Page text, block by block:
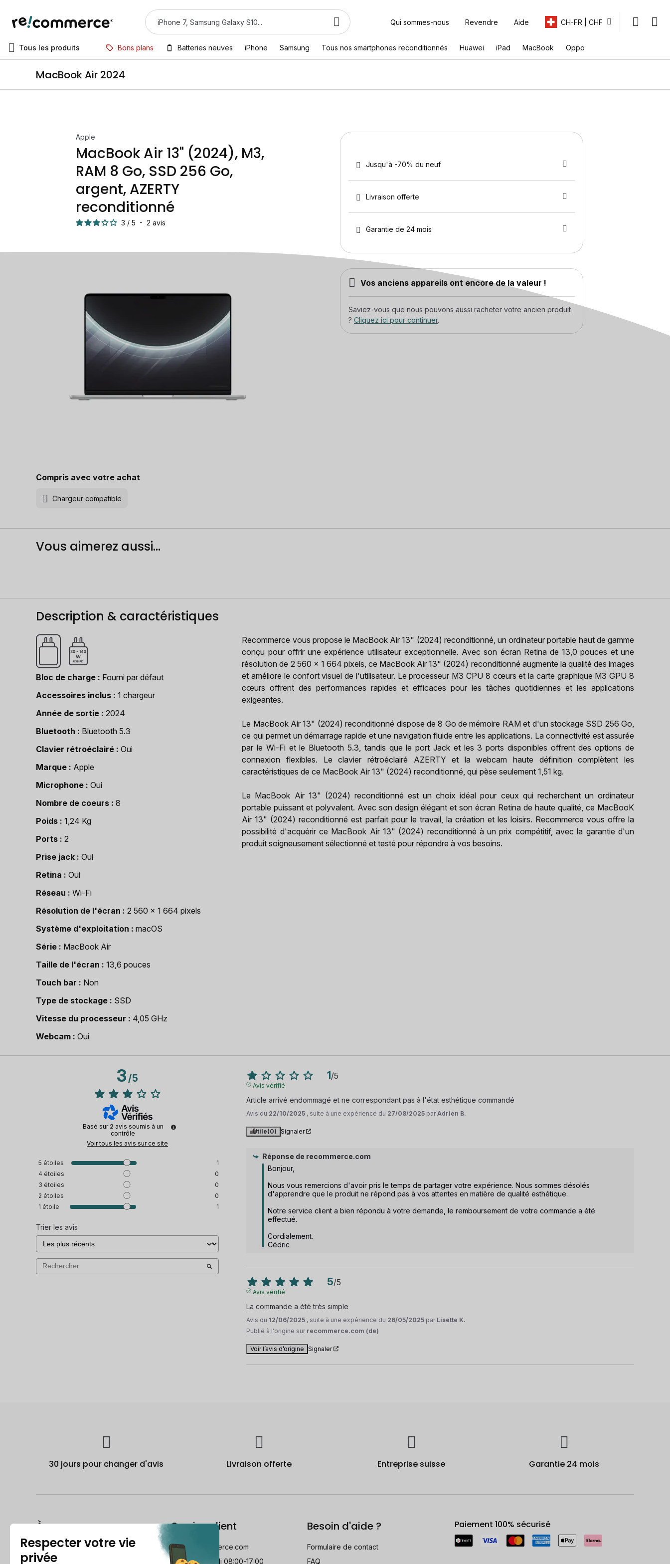
Qui sommes-nous Revendre Aide CH-FR | CHF
Tous les produits Bons plans Batteries neuves iPhone Samsung Tous nos smartphones reconditionnés Huawei iPad MacBook Oppo
MacBook Air 2024
Apple
MacBook Air 13" (2024), M3,
RAM 8 Go, SSD 256 Go,
argent, AZERTY
reconditionné
3 / 5 - 2 avis
Compris avec votre achat
Chargeur compatible
Jusqu'à -70% du neuf
Livraison offerte
Garantie de 24 mois
Vos anciens appareils ont encore de la valeur !
Saviez-vous que nous pouvons aussi racheter votre ancien produit
? Cliquez ici pour continuer.
Vous aimerez aussi...
Description & caractéristiques
Bloc de charge
Fourni par défaut
Accessoires inclus
1 chargeur
Année de sortie
2024
Bluetooth
Bluetooth 5.3
Clavier rétroéclairé
Oui
Marque
Apple
Microphone
Oui
Nombre de coeurs
8
Poids
1,24 Kg
Ports
2
Prise jack
Oui
Retina
Oui
Réseau
Wi-Fi
Résolution de l'écran
2 560 x 1 664 pixels
Système d'exploitation
macOS
Série
MacBook Air
Taille de l'écran
13,6 pouces
Touch bar
Non
Type de stockage
SSD
Vitesse du processeur
4,05 GHz
Webcam
Oui
Recommerce vous propose le MacBook Air 13" (2024) reconditionné, un ordinateur portable haut de gamme
conçu pour offrir une expérience utilisateur exceptionnelle. Avec son écran Retina de 13,0 pouces et une
résolution de 2 560 x 1 664 pixels, ce MacBook Air 13" (2024) reconditionné augmente la qualité des images
et améliore le confort visuel de l'utilisateur. Le processeur M3 CPU 8 cœurs et la carte graphique M3 GPU 8
cœurs offrent des performances rapides et efficaces pour les tâches quotidiennes et les applications
exigeantes.
Le MacBook Air 13" (2024) reconditionné dispose de 8 Go de mémoire RAM et d'un stockage SSD 256 Go,
ce qui permet un démarrage rapide et une navigation fluide entre les applications. La connectivité est assurée
par le Wi-Fi et le Bluetooth 5.3, tandis que le port Jack et les 3 ports disponibles offrent des options de
connexion flexibles. Le clavier rétroéclairé AZERTY et la webcam haute définition complètent les
caractéristiques de ce MacBook Air 13" (2024) reconditionné, qui pèse seulement 1,51 kg.
Le MacBook Air 13" (2024) reconditionné est un choix idéal pour ceux qui recherchent un ordinateur
portable puissant et polyvalent. Avec son design élégant et son écran Retina de haute qualité, ce MacBooK
Air 13" (2024) reconditionné est parfait pour le travail, la création et les loisirs. Recommerce vous offre la
possibilité d'acquérir ce MacBook Air 13" (2024) reconditionné à un prix compétitif, avec la garantie d'un
produit soigneusement sélectionné et testé pour répondre à vos besoins.
3/5
Basé sur 2 avis soumis à un
contrôle
Voir tous les avis sur ce site
5 étoiles
1
4 étoiles
0
3 étoiles
0
2 étoiles
0
1 étoile 1
Trier les avis
1/5
Avis vérifié
Article arrivé endommagé et ne correspondant pas à l'état esthétique commandé
Avis du 22/10/2025 , suite à une expérience du 27/08/2025 parAdrien B.
Utile(0) Signaler
Réponse de recommerce.com
Bonjour,
Nous vous remercions d'avoir pris le temps de partager votre expérience. Nous sommes désolés
d'apprendre que le produit ne répond pas à vos attentes en matière de qualité esthétique.
Notre service client a bien répondu à votre demande, le remboursement de votre commande a été
effectué.
Cordialement.
Cédric
5/5
Avis vérifié
La commande a été très simple
Avis du 12/06/2025 , suite à une expérience du 26/05/2025 par Lisette K.
Publié à l'origine sur recommerce.com (de)
Voir l’avis d’origine Signaler
30 jours pour changer d'avis Livraison offerte Entreprise suisse Garantie 24 mois
À propos
Le Guide du reconditionné
Qui est Recommerce® ?
Service client
frch@recommerce.com
Lundi-Vendredi 08:00-17:00
Besoin d'aide ?
Formulaire de contact
FAQ
Paiement 100% sécurisé